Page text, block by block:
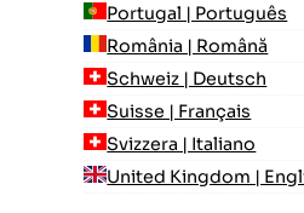
Portugal | Português
România | Română
Schweiz | Deutsch
Suisse | Français
Svizzera | Italiano
United Kingdom |